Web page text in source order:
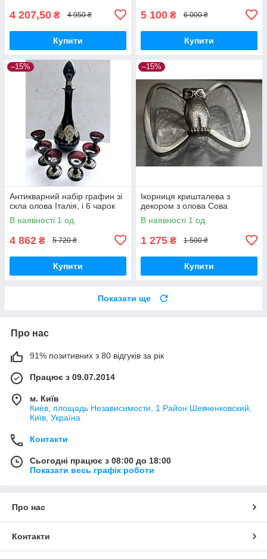
4 207,50 ₴ 4 950 ₴
Купити
5 100 ₴ 6 000 ₴
Купити
–15%
Антикварний набір графин зі
скла олова Італія, і 6 чарок
В наявності 1 од.
4 862 ₴ 5 720 ₴
Купити
–15%
Ікорниця кришталева з
декором з олова Сова
В наявності 1 од.
1 275 ₴ 1 500 ₴
Купити
Показати ще
Про нас
91% позитивних з 80 відгуків за рік
Працює з 09.07.2014
м. Київ
Киев, площадь Независимости, 1 Район Шевченковский,
Київ, Україна
Контакти
Сьогодні працює з 08:00 до 18:00
Показати весь графік роботи
Про нас
Контакти